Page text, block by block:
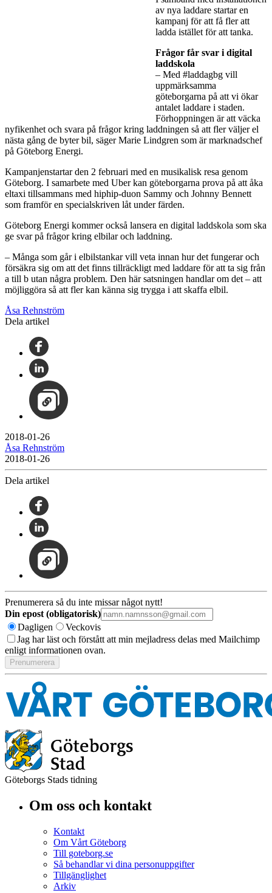
av nya laddare startar en
kampanj för att få fler att
ladda istället för att tanka.
Frågor får svar i digital
laddskola
‒ Med #laddagbg vill
uppmärksamma
göteborgarna på att vi ökar
antalet laddare i staden.
Förhoppningen är att väcka
nyfikenhet och svara på frågor kring laddningen så att fler väljer el
nästa gång de byter bil, säger Marie Lindgren som är marknadschef
på Göteborg Energi.
Kampanjenstartar den 2 februari med en musikalisk resa genom
Göteborg. I samarbete med Uber kan göteborgarna prova på att åka
eltaxi tillsammans med hiphip-duon Sammy och Johnny Bennett
som framför en specialskriven låt under färden.
Göteborg Energi kommer också lansera en digital laddskola som ska
ge svar på frågor kring elbilar och laddning.
‒ Många som går i elbilstankar vill veta innan hur det fungerar och
försäkra sig om att det finns tillräckligt med laddare för att ta sig från
a till b utan några problem. Den här satsningen handlar om det ‒ att
möjliggöra så att fler kan känna sig trygga i att skaffa elbil.
Åsa Rehnström
Dela artikel
2018-01-26
Åsa Rehnström
2018-01-26
Dela artikel
Prenumerera så du inte missar något nytt!
Din epost (obligatorisk)
Dagligen
Veckovis
Jag har läst och förstått att min mejladress delas med Mailchimp
enligt informationen ovan.
Göteborgs Stads tidning
Om oss och kontakt
Kontakt
Om Vårt Göteborg
Till goteborg.se
Så behandlar vi dina personuppgifter
Tillgänglighet
Arkiv